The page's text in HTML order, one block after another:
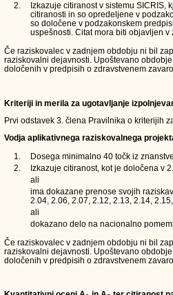
2.
Izkazuje citiranost v sistemu
citiranosti in so opredeljene v
so določene v podzakonskem
uspešnosti. Citat mora biti objavljen
Če raziskovalec v zadnjem obdobju ni bil
raziskovalni dejavnosti. Upoštevano
določenih v predpisih o zdravstvenem
Kriteriji in merila za ugotavljanje
Prvi odstavek 3. člena Pravilnika o kriterijih
Vodja aplikativnega raziskovalnega
1.
Dosega minimalno 40 točk iz
2.
Izkazuje citiranost, kot je določena v
ali
ima dokazane prenose svojih
2.04, 2.06, 2.07, 2.12, 2.13, 2.14,
ali
dokazano delo na nacionalno
Če raziskovalec v zadnjem obdobju ni bil
raziskovalni dejavnosti. Upoštevano
določenih v predpisih o zdravstvenem